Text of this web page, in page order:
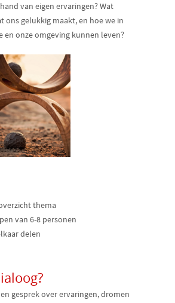
van eigen ervaringen? Wat
ons gelukkig maakt, en hoe we in
en onze omgeving kunnen leven?
thema
van 6-8 personen
delen
gesprek over ervaringen, dromen